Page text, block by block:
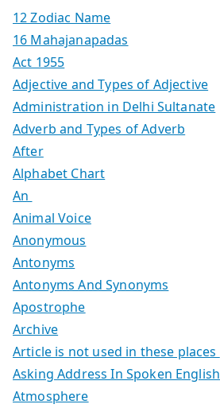
12 Zodiac Name
16 Mahajanapadas
Act 1955
Adjective and Types of Adjective
Administration in Delhi Sultanate
Adverb and Types of Adverb
After
Alphabet Chart
An
Animal Voice
Anonymous
Antonyms
Antonyms And Synonyms
Apostrophe
Archive
Article is not used in these places
Asking Address In Spoken English
Atmosphere